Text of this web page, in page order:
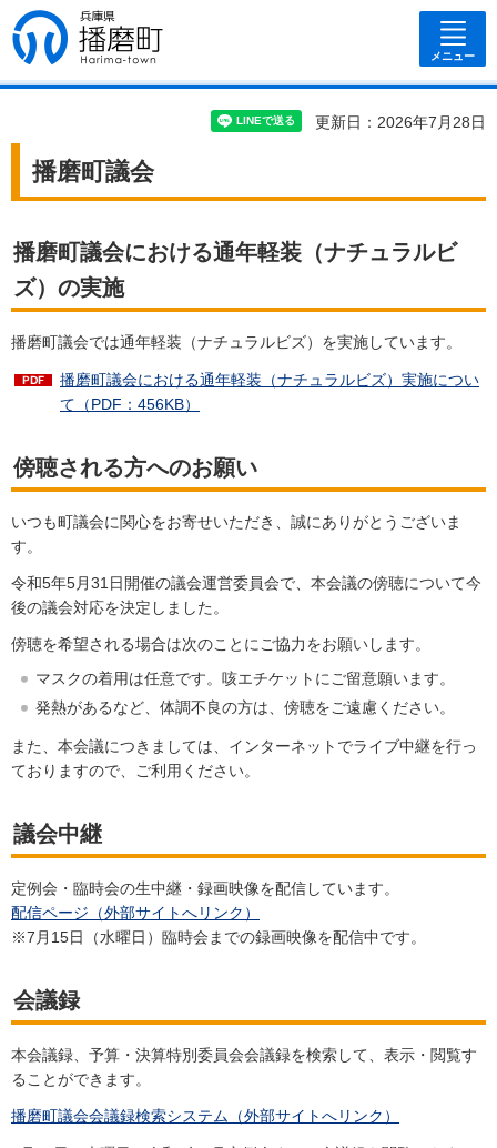
兵庫県 播磨
町
メニュー
更新日：2026年7月28日
播磨町議会
播磨町議会における通年軽装（ナチュラルビ
ズ）の実施
播磨町議会では通年軽装（ナチュラルビズ）を実施しています。
播磨町議会における通年軽装（ナチュラルビズ）実施につい
て（PDF：456KB）
傍聴される方へのお願い
いつも町議会に関心をお寄せいただき、誠にありがとうございま
す。
令和5年5月31日開催の議会運営委員会で、本会議の傍聴について今
後の議会対応を決定しました。
傍聴を希望される場合は次のことにご協力をお願いします。
マスクの着用は任意です。咳エチケットにご留意願います。
発熱があるなど、体調不良の方は、傍聴をご遠慮ください。
また、本会議につきましては、インターネットでライブ中継を行っ
ておりますので、ご利用ください。
議会中継
定例会・臨時会の生中継・録画映像を配信しています。
配信ページ（外部サイトへリンク）
※7月15日（水曜日）臨時会までの録画映像を配信中です。
会議録
本会議録、予算・決算特別委員会会議録を検索して、表示・閲覧す
ることができます。
播磨町議会会議録検索システム（外部サイトへリンク）